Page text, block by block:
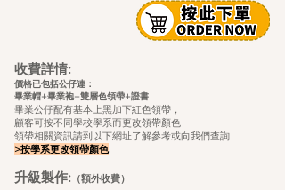
收費詳情:
價格已包括公仔連：
畢業帽+畢業袍+雙層色領帶+證書
畢業公仔配有基本上黑加下紅色領帶，
顧客可按不同學校學系而更改領帶顏色
領帶相關資訊請到以下網址了解參考或向我們查詢
>按學系更改領帶顏色
升級製作: （額外收費）